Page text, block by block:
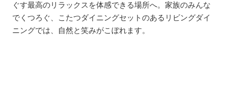
ぐす最高のリラックスを体感できる場所へ。家族のみんな
でくつろぐ、こたつダイニングセットのあるリビングダイ
ニングでは、自然と笑みがこぼれます。